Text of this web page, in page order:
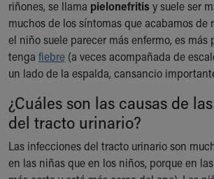
Visiting
Gift Shop
Department of Public Safety
Health Info
Health Information
Healthy Info, Healthy Kids
Inside Children's Blog
KidsHealth Topics
Family Library
Educational Resources
riñones, se llama pielonefritis y suele ser
muchos de los síntomas que acabamos de
el niño suele parecer más enfermo, es más
tenga fiebre (a veces acompañada de
un lado de la espalda, cansancio
¿Cuáles son las causas de
del tracto urinario?
Las infecciones del tracto urinario son
en las niñas que en los niños, porque en